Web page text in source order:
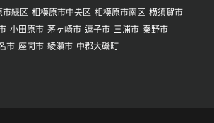
市緑区 相模原市中央区 相模原市南区 横須賀市
小田原市 茅ヶ崎市 逗子市 三浦市 秦野市
市 座間市 綾瀬市 中郡大磯町